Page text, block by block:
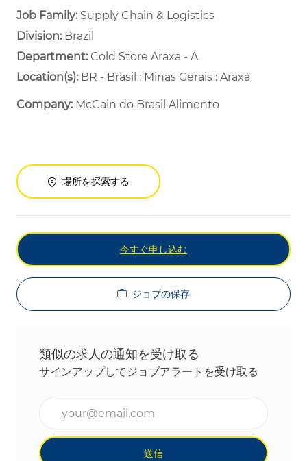
Job Family: Supply Chain & Logistics
Division: Brazil
Department: ​ Cold Store Araxa - A ​
Location(s):BR - Brasil : Minas Gerais : Araxá
Company: McCain do Brasil Alimento
場所を探索する
今すぐ申し込む
ジョブの保存
類似の求人の通知を受け取る
サインアップしてジョブアラートを受け取る
送信